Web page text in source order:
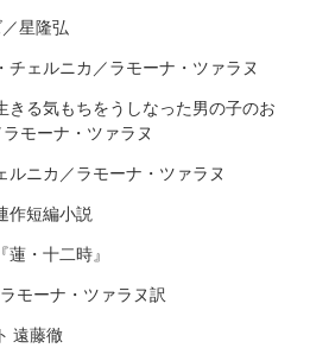
星隆弘
ェルニカ／ラモーナ・ツァラヌ
きる気もちをうしなった男の子のお
モーナ・ツァラヌ
ニカ／ラモーナ・ツァラヌ
作短編小説
・十二時』
モーナ・ツァラヌ訳
遠藤徹